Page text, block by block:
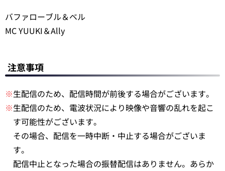
バファローブル＆ベル
MC YUUKI＆Ally
注意事項
※生配信のため、配信時間が前後する場合がございます。
※生配信のため、電波状況により映像や音響の乱れを起こ
す可能性がございます。
その場合、配信を一時中断・中止する場合がございま
す。
配信中止となった場合の振替配信はありません。あらか